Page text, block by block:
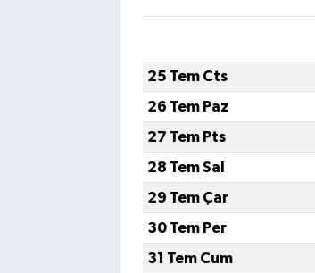
25 Tem Cts
26 Tem Paz
27 Tem Pts
28 Tem Sal
29 Tem Çar
30 Tem Per
31 Tem Cum